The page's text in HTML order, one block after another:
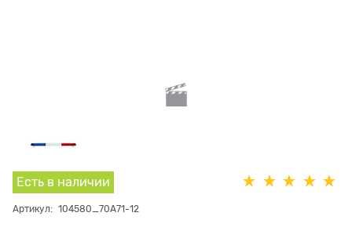
Есть в наличии
Артикул: 104580_70A71-12